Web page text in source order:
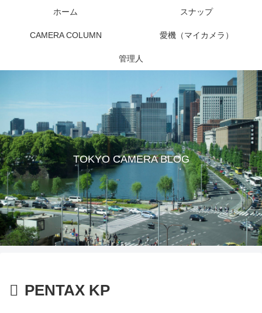
TOKYO CAMERA BLOG
ホーム スナップ
CAMERA COLUMN 愛機（マイカメラ）
管理人
PENTAX KP